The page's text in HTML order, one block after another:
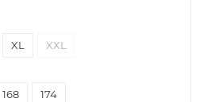
XL XXL
168 174